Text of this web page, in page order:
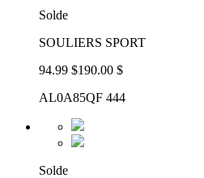
Solde
SOULIERS SPORT
94.99 $190.00 $
AL0A85QF 444
Solde